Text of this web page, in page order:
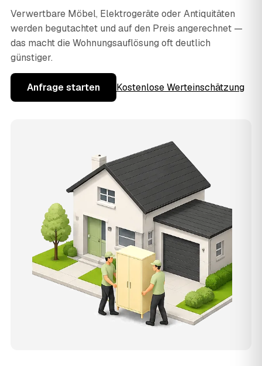
Verwertbare Möbel, Elektrogeräte oder Antiquitäten
werden begutachtet und auf den Preis angerechnet —
das macht die Wohnungsauflösung oft deutlich
günstiger.
Anfrage starten Kostenlose Werteinschätzung